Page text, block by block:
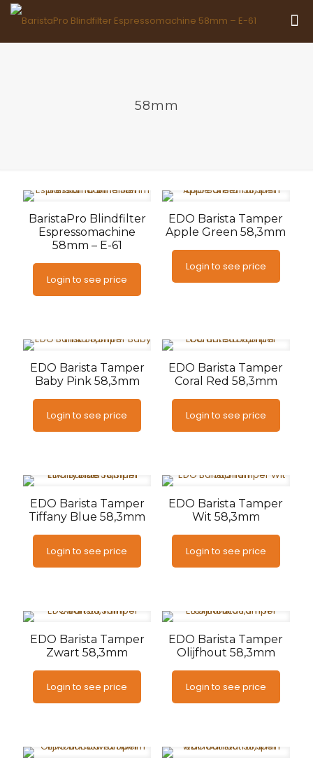
58mm
BaristaPro Blindfilter
Espressomachine
58mm – E-61
Login to see price
EDO Barista Tamper
Apple Green 58,3mm
Login to see price
EDO Barista Tamper
Baby Pink 58,3mm
Login to see price
EDO Barista Tamper
Coral Red 58,3mm
Login to see price
EDO Barista Tamper
Tiffany Blue 58,3mm
Login to see price
EDO Barista Tamper
Wit 58,3mm
Login to see price
EDO Barista Tamper
Zwart 58,3mm
Login to see price
EDO Barista Tamper
Olijfhout 58,3mm
Login to see price